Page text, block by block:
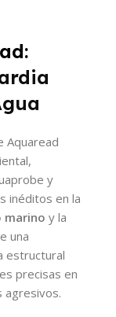
:
Aquaread
y
inéditos en la
marino y la
una
estructural
precisas en
agresivos.